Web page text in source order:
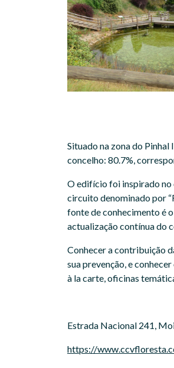
Situado na zona do
concelho: 80.7%,
O edifício foi inspirado no
circuito denominado por
fonte de conhecimento é
actualização contínua do
Conhecer a contribuição
sua prevenção, e
à la carte, oficinas
Estrada Nacional 241,
https://